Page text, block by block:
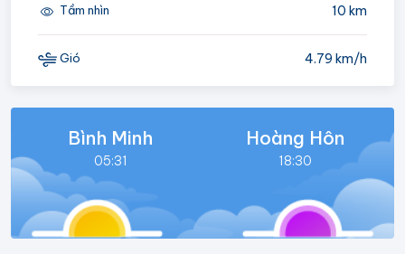
Tầm nhìn 10 km
Gió 4.79 km/h
Bình Minh
05:31
Hoàng Hôn
18:30